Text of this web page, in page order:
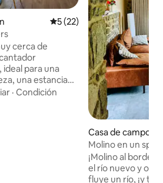
Calificación promedio: 5 de
5 (22)
cerca de
para una
una estancia
Ubicado en las
· Condición
Casa de campo
rgental
Molino en un spa
de 5 estrellas
¡Molino al borde
el río nuevo y
fluye un río, ¡y tu